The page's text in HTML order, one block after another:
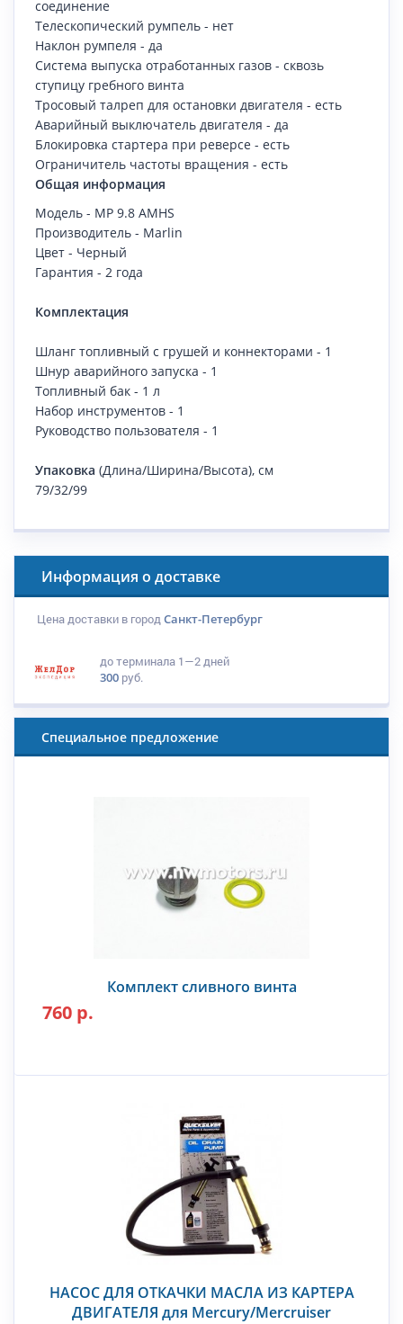
соединение
Телескопический румпель - нет
Наклон румпеля - да
Система выпуска отработанных газов - сквозь
ступицу гребного винта
Тросовый талреп для остановки двигателя - есть
Аварийный выключатель двигателя - да
Блокировка стартера при реверсе - есть
Ограничитель частоты вращения - есть
Общая информация
Модель - MP 9.8 AMHS
Производитель - Marlin
Цвет - Черный
Гарантия - 2 года
Комплектация
Шланг топливный с грушей и коннекторами - 1
Шнур аварийного запуска - 1
Топливный бак - 1 л
Набор инструментов - 1
Руководство пользователя - 1
Упаковка (Длина/Ширина/Высота), см
79/32/99
Информация о доставке
Цена доставки в город Санкт-Петербург
до терминала 1—2 дней
300 руб.
Специальное предложение
Комплект сливного винта
760 р.
НАСОС ДЛЯ ОТКАЧКИ МАСЛА ИЗ КАРТЕРА
ДВИГАТЕЛЯ для Mercury/Mercruiser